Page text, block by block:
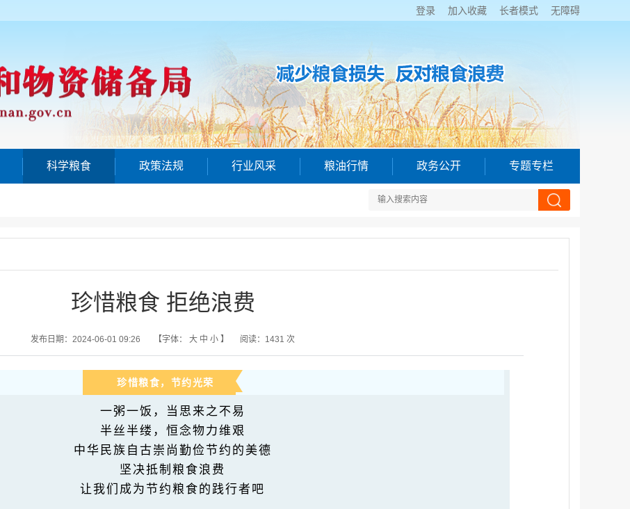
登录 加入收藏 长者模式 无障碍
科学粮食 政策法规 行业风采 粮油行情 政务公开 专题专栏
珍惜粮食 拒绝浪费
发布日期：2024-06-01 09:26 【字体： 大 中 小 】 阅读： 1431 次
珍惜粮食，节约光荣
一粥一饭，当思来之不易
半丝半缕，恒念物力维艰
中华民族自古崇尚勤俭节约的美德
坚决抵制粮食浪费
让我们成为节约粮食的践行者吧